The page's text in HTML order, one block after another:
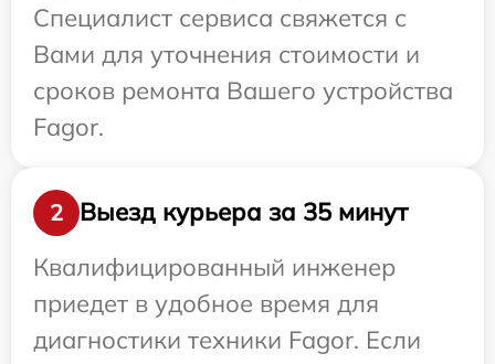
Специалист сервиса свяжется с
Вами для уточнения стоимости и
сроков ремонта Вашего устройства
Fagor.
2
Выезд курьера за 35 минут
Квалифицированный инженер
приедет в удобное время для
диагностики техники Fagor. Если